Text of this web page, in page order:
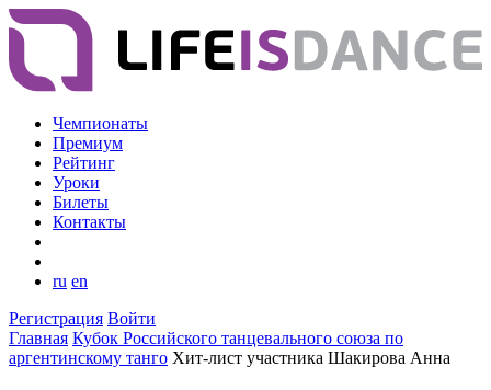
Чемпионаты
Премиум
Рейтинг
Уроки
Билеты
Контакты
ru en
Регистрация Войти
Главная Кубок Российского танцевального союза по
аргентинскому танго Хит-лист участника Шакирова Анна